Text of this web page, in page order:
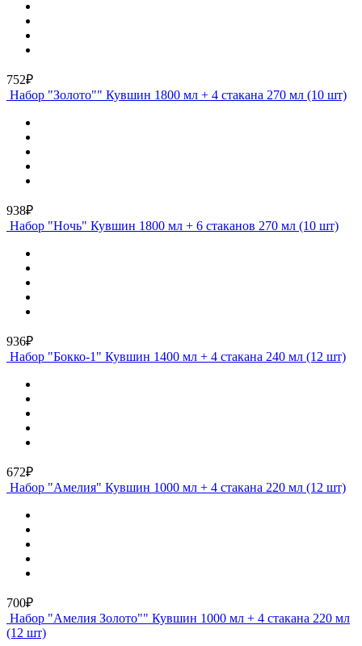
752₽
Набор "Золото"" Кувшин 1800 мл + 4 стакана 270 мл (10 шт)
938₽
Набор "Ночь" Кувшин 1800 мл + 6 стаканов 270 мл (10 шт)
936₽
Набор "Бокко-1" Кувшин 1400 мл + 4 стакана 240 мл (12 шт)
672₽
Набор "Амелия" Кувшин 1000 мл + 4 стакана 220 мл (12 шт)
700₽
Набор "Амелия Золото"" Кувшин 1000 мл + 4 стакана 220 мл
(12 шт)